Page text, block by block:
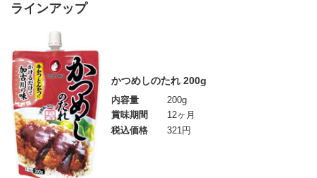
ラインアップ
かつめしのたれ 200g
内容量
200g
賞味期間
12ヶ月
税込価格
321円